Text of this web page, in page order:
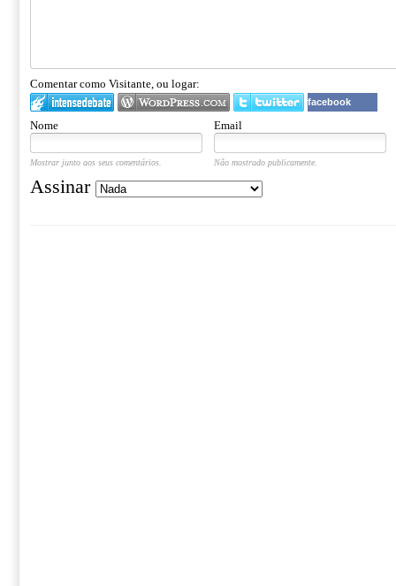
Comentar como Visitante, ou logar:
facebook
Nome Email
Mostrar junto aos seus comentários. Não mostrado publicamente.
Assinar